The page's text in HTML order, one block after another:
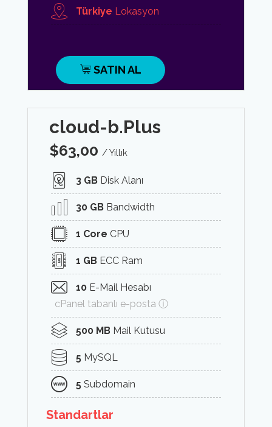
Türkiye Lokasyon
SATIN AL
cloud-b.Plus
$63,00 / Yıllık
3 GB Disk Alanı
30 GB Bandwidth
1 Core CPU
1 GB ECC Ram
10 E-Mail Hesabı
cPanel tabanlı e-posta ⓘ
500 MB Mail Kutusu
5 MySQL
5 Subdomain
Standartlar